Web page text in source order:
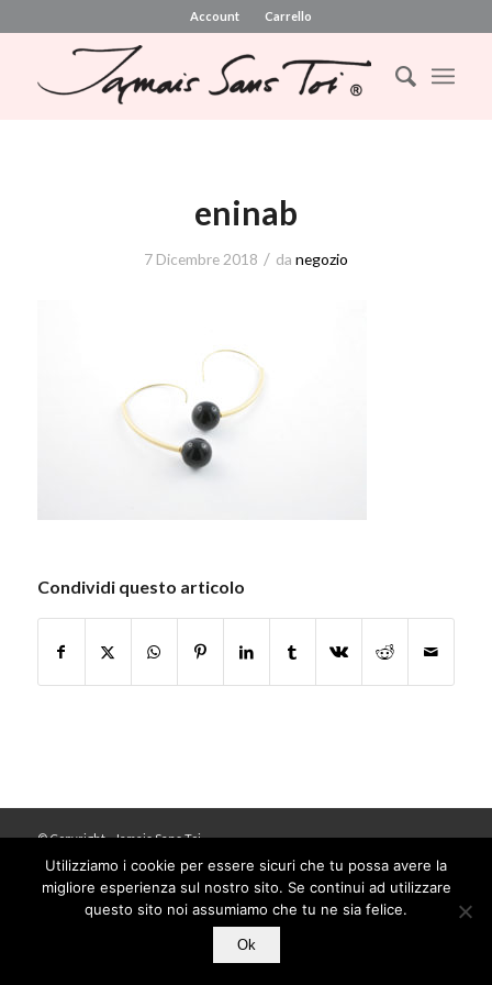
Account Carrello
eninab
7 Dicembre 2018 / da negozio
Condividi questo articolo
© Copyright - Jamais Sans Toi
Utilizziamo i cookie per essere sicuri che tu possa avere la
migliore esperienza sul nostro sito. Se continui ad utilizzare
questo sito noi assumiamo che tu ne sia felice.
Ok